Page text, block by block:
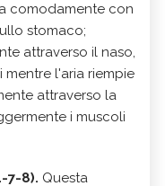
comodamente con
stomaco;
attraverso il naso,
l'aria riempie
attraverso la
i muscoli
7-8). Questa